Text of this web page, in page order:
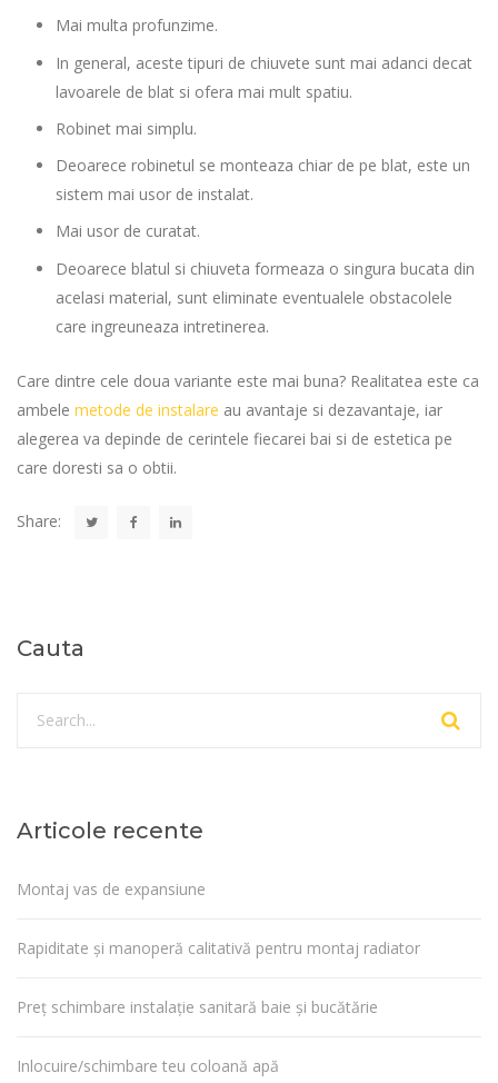
Mai multa profunzime.
In general, aceste tipuri de chiuvete sunt mai adanci decat
lavoarele de blat si ofera mai mult spatiu.
Robinet mai simplu.
Deoarece robinetul se monteaza chiar de pe blat, este un
sistem mai usor de instalat.
Mai usor de curatat.
Deoarece blatul si chiuveta formeaza o singura bucata din
acelasi material, sunt eliminate eventualele obstacolele
care ingreuneaza intretinerea.
Care dintre cele doua variante este mai buna? Realitatea este ca
ambele metode de instalare au avantaje si dezavantaje, iar
alegerea va depinde de cerintele fiecarei bai si de estetica pe
care doresti sa o obtii.
Share:
Cauta
Articole recente
Montaj vas de expansiune
Rapiditate și manoperă calitativă pentru montaj radiator
Preț schimbare instalație sanitară baie și bucătărie
Inlocuire/schimbare teu coloană apă